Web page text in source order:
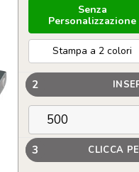
Senza
Personalizzazione
Stampa a 2 colori
2
3 CLICCA